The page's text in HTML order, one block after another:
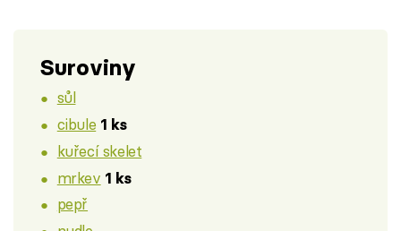
Suroviny
sůl
cibule 1 ks
kuřecí skelet
mrkev 1 ks
pepř